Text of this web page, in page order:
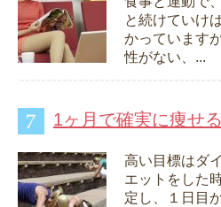
と続けていけ
かっています
性がない、...
1ヶ月で確実に痩せ
高い目標はダ
エットをした
定し、１日目